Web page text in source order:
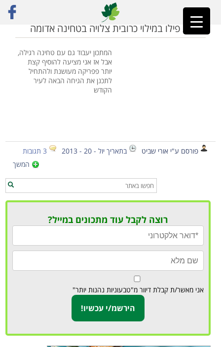
ראשי»מאפה כרובית
רולדת פילו במילוי כרובית צלויה בטחינה אדומה
המתכון יעבוד גם עם טחינה רגילה,
אבל אז אני מציעה להוסיף קצת
יותר פפריקה מעושנת ולהתחיל
לתכנן את הגיחה הבאה לעיר
הקודש
פורסם ע"י אורי שביט בתאריך יול - 20 - 2013
3 תגובות
המשך
רוצה לקבל עוד מתכונים במייל?
אני מאשר/ת קבלת דיוור מ"טבעוניות נהנות יותר"